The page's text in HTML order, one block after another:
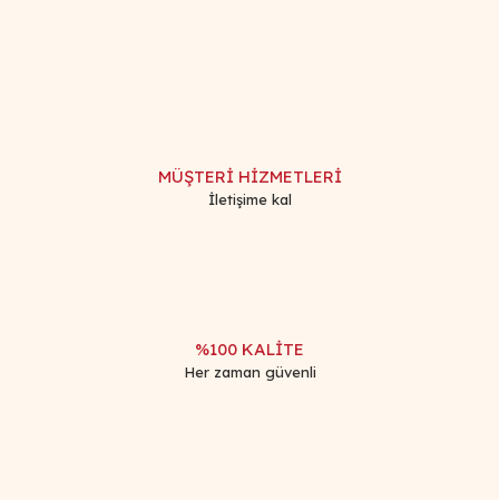
Ürün bilgilerinde hatalar bulunuyor.
MÜŞTERİ HİZMETLERİ
İletişime kal
%100 KALİTE
Her zaman güvenli